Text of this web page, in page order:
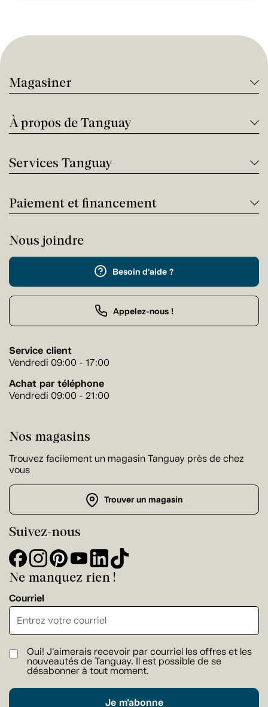
Magasiner
À propos de Tanguay
Services Tanguay
Paiement et financement
Nous joindre
Besoin d'aide ?
Appelez-nous !
Service client
Vendredi 09:00 - 17:00
Achat par téléphone
Vendredi 09:00 - 21:00
Nos magasins
Trouvez facilement un magasin Tanguay près de chez
vous
Trouver un magasin
Suivez-nous
Ne manquez rien !
Courriel
Oui! J'aimerais recevoir par courriel les offres et les
nouveautés de Tanguay. Il est possible de se
désabonner à tout moment.
Je m'abonne